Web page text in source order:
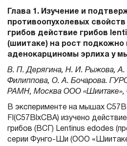
Глава 1. Изучение и
противоопухолевых
грибов действие грибов
(шиитаке) на рост подкожно
аденокарциномы эрлиха у
В. П. Дерягина, H. И. Рыжова, A.
Филиппова, О. А. Бочарова.
РАМН, Москва ООО «Шиитаке»,
В эксперименте на мышах
Fl(C57BlxCBA) изуче­но
грибов (ВСГ) Lentinus edodes
серии Фунго-Ши (ООО